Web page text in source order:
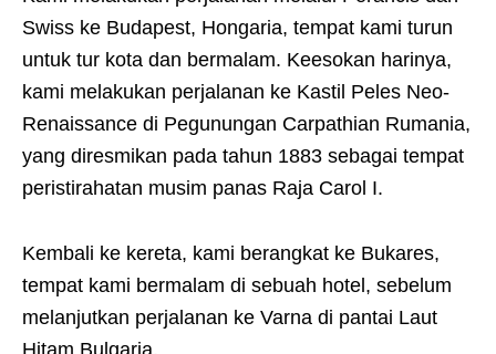
Swiss ke Budapest, Hongaria, tempat kami turun
untuk tur kota dan bermalam. Keesokan harinya,
kami melakukan perjalanan ke Kastil Peles Neo-
Renaissance di Pegunungan Carpathian Rumania,
yang diresmikan pada tahun 1883 sebagai tempat
peristirahatan musim panas Raja Carol I.
Kembali ke kereta, kami berangkat ke Bukares,
tempat kami bermalam di sebuah hotel, sebelum
melanjutkan perjalanan ke Varna di pantai Laut
Hitam Bulgaria.